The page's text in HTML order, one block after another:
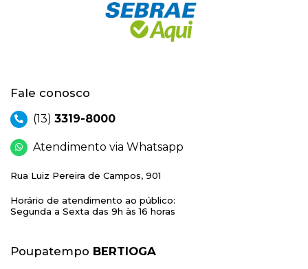
Fale conosco
(13) 3319-8000
Atendimento via Whatsapp
Rua Luiz Pereira de Campos, 901
Horário de atendimento ao público:
Segunda a Sexta das 9h às 16 horas
Poupatempo BERTIOGA